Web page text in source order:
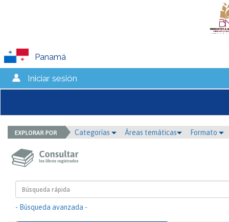
Panamá
Iniciar sesión
Categorías Áreas temáticas Formato
- Búsqueda avanzada -